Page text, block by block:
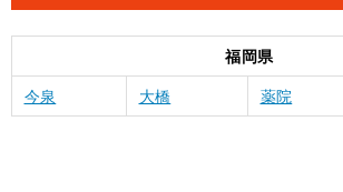
福岡県
今泉
大橋 薬院